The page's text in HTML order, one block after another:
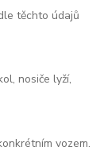
těchto údajů
nosiče lyží,
vozem.